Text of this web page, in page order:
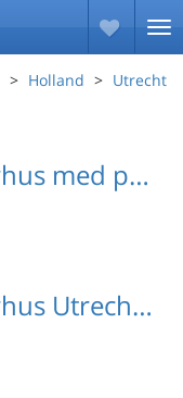
Holland Utrecht
Sommerhus med pool Utrecht
Sommerhus Utrecht med hund